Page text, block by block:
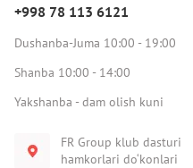
+998 78 113 6121
Dushanba-Juma 10:00 - 19:00
Shanba 10:00 - 14:00
Yakshanba - dam olish kuni
FR Group klub dasturi
hamkorlari do‘konlari